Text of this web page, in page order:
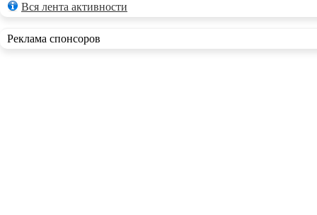
Вся лента активности
Реклама спонсоров